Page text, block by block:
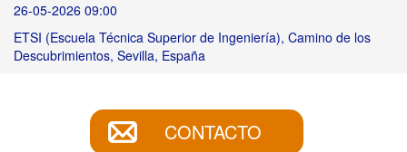
26-05-2026 09:00
ETSI (Escuela Técnica Superior de Ingeniería), Camino de los
Descubrimientos, Sevilla, España
CONTACTO